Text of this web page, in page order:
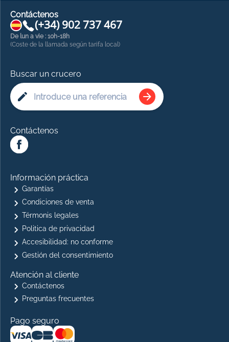
Contáctenos
(+34) 902 737 467
De lun a vie : 10h-18h
(Coste de la llamada según tarifa local)
Buscar un crucero
Contáctenos
Información práctica
Garantías
Condiciones de venta
Térmonis legales
Politica de privacidad
Accesibilidad: no conforme
Gestión del consentimiento
Atención al cliente
Contáctenos
Preguntas frecuentes
Pago seguro